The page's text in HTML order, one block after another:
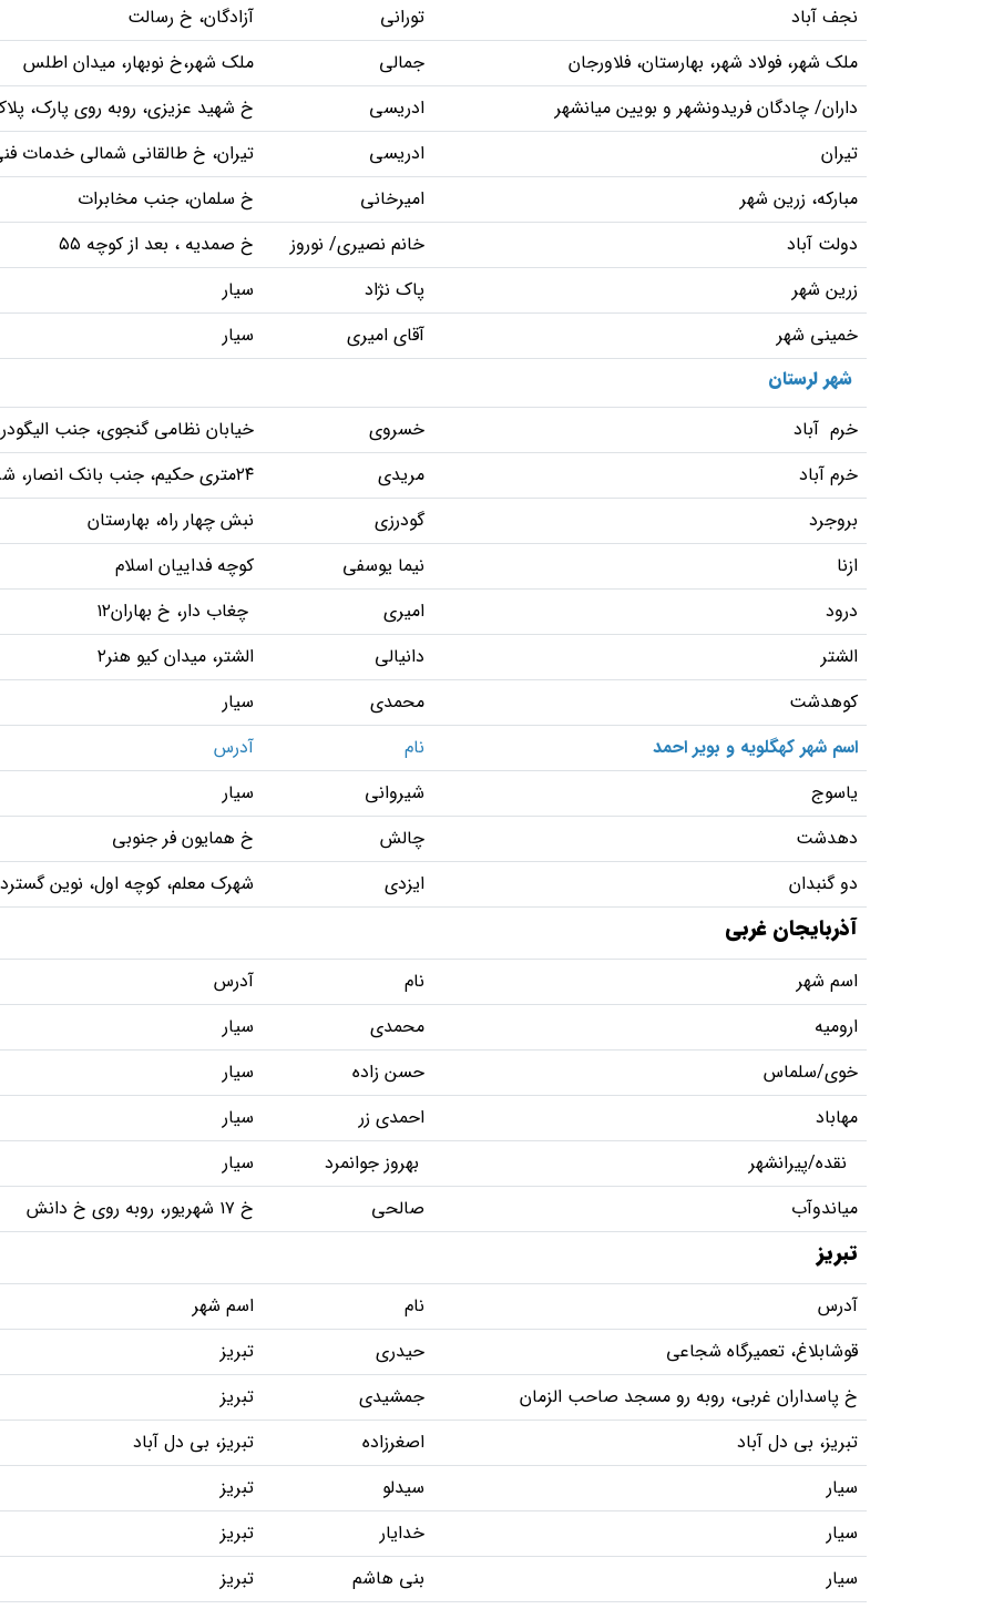
نجف آباد
تورانی
آزادگان، خ رسالت
ملک شهر، فولاد شهر، بهارستان، فلاورجان
جمالی
ملک شهر،خ نوبهار، میدان اطلس
داران/ چادگان فریدونشهر و بویین میانشهر
ادریسی
خ شهید عزیزی، روبه روی پارک، پلاک
تیران
ادریسی
تیران، خ طالقانی شمالی خدمات
مبارکه، زرین شهر
امیرخانی
خ سلمان، جنب مخابرات
دولت آباد
خانم نصیری/ نوروز
خ صمدیه ، بعد از کوچه ۵۵
زرین شهر
پاک نژاد
سیار
خمینی شهر
آقای امیری
سیار
شهر لرستان
خرم آباد
خسروی
خیابان نظامی گنجوی، جنب
خرم آباد
مریدی
۲۴متری حکیم، جنب بانک انصار، شرکت تصویر گسترده تامین افلاکین
بروجرد
گودرزی
نبش چهار راه، بهارستان
ازنا
نیما یوسفی
کوچه فداییان اسلام
درود
امیری
چغاب دار، خ بهاران۱۲
الشتر
دانیالی
الشتر، میدان کیو هنر۲
کوهدشت
محمدی
سیار
اسم شهر کهگلویه و بویر احمد
نام
آدرس
یاسوج
شیروانی
سیار
دهدشت
چالش
خ همایون فر جنوبی
دو گنبدان
ایزدی شهرک معلم، کوچه اول، نوین
آذربایجان غربی
اسم شهر نام
آدرس
ارومیه
محمدی
سیار
خوی/سلماس
حسن زاده
سیار
مهاباد
احمدی زر
سیار
نقده/پیرانشهر
بهروز جوانمرد
سیار
میاندوآب
صالحی خ ۱۷ شهریور، روبه روی خ دانش
تبریز
آدرس نام
اسم شهر
قوشابلاغ، تعمیرگاه شجاعی
حیدری
تبریز
خ پاسداران غربی، روبه رو مسجد صاحب الزمان
جمشیدی
تبریز
تبریز، بی دل آباد
اصغرزاده
تبریز، بی دل آباد
سیار
سیدلو
تبریز
سیار
خدایار
تبریز
سیار
بنی هاشم
تبریز